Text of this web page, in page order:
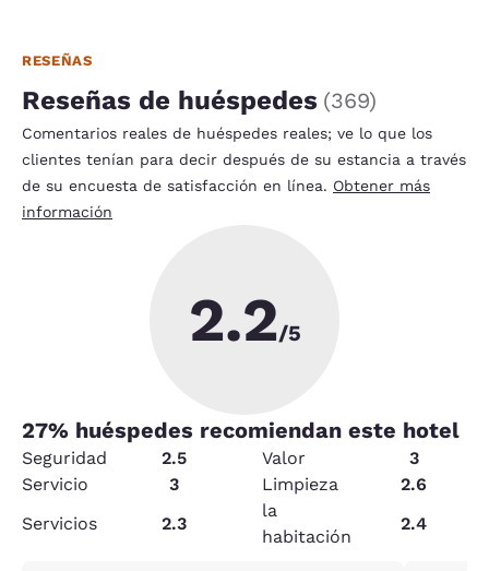
RESEÑAS
Reseñas de huéspedes (369)
Comentarios reales de huéspedes reales; ve lo que los
clientes tenían para decir después de su estancia a través
de su encuesta de satisfacción en línea. Obtener más
información
2.2/5
27% huéspedes recomiendan este hotel
Seguridad 2.5 Valor
3
Servicio
3 Limpieza
2.6
Servicios
2.3
la
habitación
2.4